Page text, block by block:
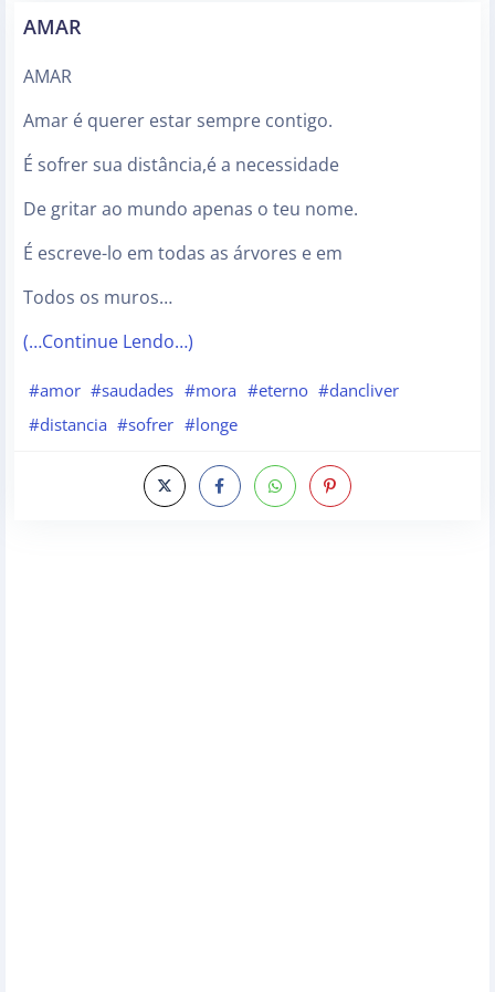
AMAR
AMAR
Amar é querer estar sempre contigo.
É sofrer sua distância,é a necessidade
De gritar ao mundo apenas o teu nome.
É escreve-lo em todas as árvores e em
Todos os muros…
(…Continue Lendo…)
#amor #saudades #mora #eterno #dancliver
#distancia #sofrer #longe